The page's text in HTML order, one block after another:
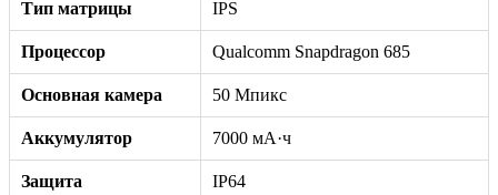
Тип матрицы IPS
Процессор Qualcomm Snapdragon 685
Основная камера 50 Мпикс
Аккумулятор 7000 мА·ч
Защита IP64